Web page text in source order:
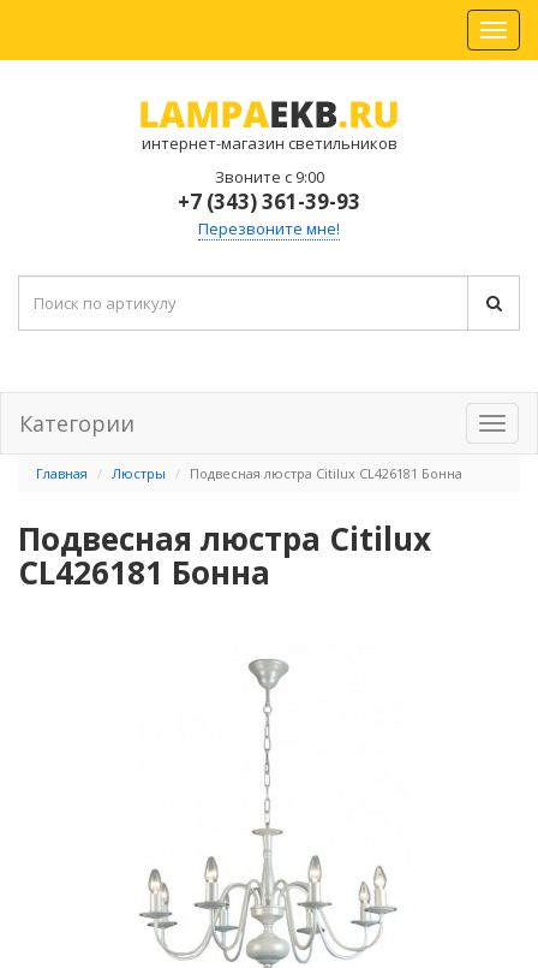
интернет-магазин светильников
Звоните с 9:00
+7 (343) 361-39-93
Перезвоните мне!
Категории
Главная Люстры Подвесная люстра Citilux CL426181 Бонна
Подвесная люстра Citilux
CL426181 Бонна